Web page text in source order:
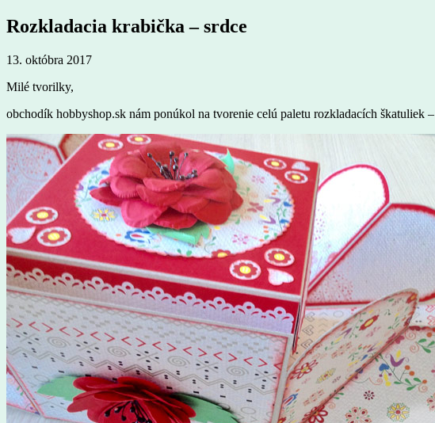
Rozkladacia krabička – srdce
13. októbra 2017
Milé tvorilky,
obchodík hobbyshop.sk nám ponúkol na tvorenie celú paletu rozkladacích škatuliek –